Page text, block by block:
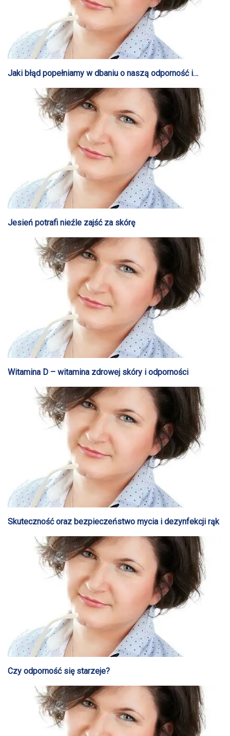
Jaki błąd popełniamy w dbaniu o naszą odporność i
Jesień potrafi nieźle zajść za skórę
Witamina D – witamina zdrowej skóry i odporności
Skuteczność oraz bezpieczeństwo mycia i dezynfekcji rąk
Czy odporność się starzeje?